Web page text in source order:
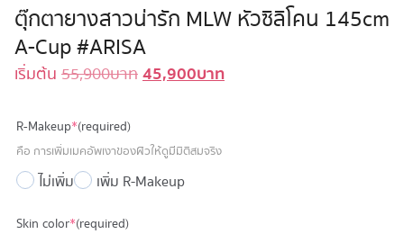
ตุ๊กตายางสาวน่ารัก MLW หัวซิลิโคน 145cm
A-Cup #ARISA
เริ่มต้น 55,900บาทOriginal
55,900 บาท.
45,900บาทCurrent
R-Makeup*(required)
คือ การเพิ่มเมคอัพเงาของผิวให้ดูมีมิติสมจริง
ไม่เพิ่ม เพิ่ม R-Makeup
Skin color*(required)